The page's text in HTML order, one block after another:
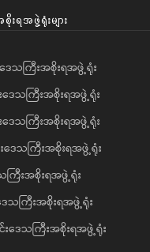
ရအဖွဲ့ရုံးများ
သကြီးအစိုးရအဖွဲ့ရုံး
ဒေသကြီးအစိုးရအဖွဲ့ရုံး
ေသကြီးအစိုးရအဖွဲ့ရုံး
ေသကြီးအစိုးရအဖွဲ့ရုံး
ကြီးအစိုးရအဖွဲ့ရုံး
သကြီးအစိုးရအဖွဲ့ရုံး
ဒေသကြီးအစိုးရအဖွဲ့ရုံး